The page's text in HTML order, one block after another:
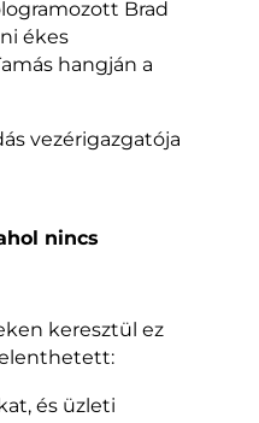
Brad
ékes
hangján a
vezérigazgatója
nincs
keresztül ez
és üzleti